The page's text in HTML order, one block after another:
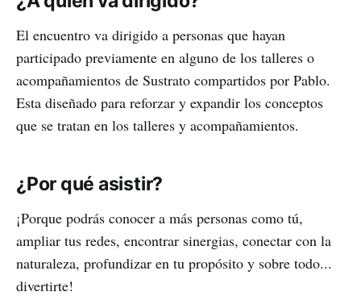
El encuentro va dirigido a personas que hayan
participado previamente en alguno de los talleres o
acompañamientos de Sustrato compartidos por Pablo.
Esta diseñado para reforzar y expandir los conceptos
que se tratan en los talleres y acompañamientos.
¿Por qué asistir?
¡Porque podrás conocer a más personas como tú,
ampliar tus redes, encontrar sinergias, conectar con la
naturaleza, profundizar en tu propósito y sobre todo...
divertirte!